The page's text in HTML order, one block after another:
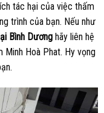
tác hại của việc thấm
trình của bạn. Nếu như
Bình Dương hãy liên hệ
Hoà Phat. Hy vọng